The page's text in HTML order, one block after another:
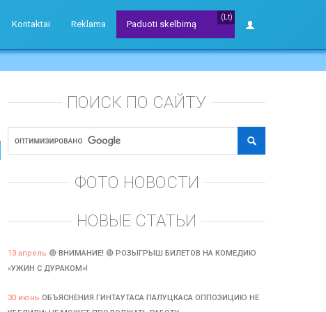
Kontaktai Reklama
(Lt)
Paduoti skelbimą
ПОИСК ПО САЙТУ
ФОТО НОВОСТИ
НОВЫЕ СТАТЬИ
13 апрель 🔴 ВНИМАНИЕ! 🔴 РОЗЫГРЫШ БИЛЕТОВ НА КОМЕДИЮ
«УЖИН С ДУРАКОМ»!
30 июнь ОБЪЯСНЕНИЯ ГИНТАУТАСА ПАЛУЦКАСА ОППОЗИЦИЮ НЕ